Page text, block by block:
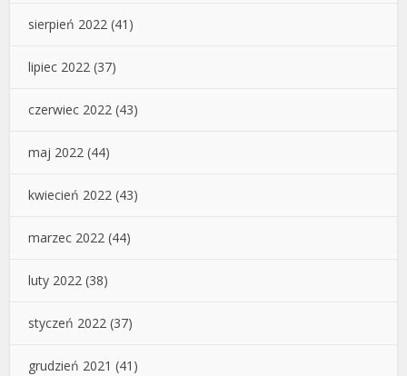
sierpień 2022 (41)
lipiec 2022 (37)
czerwiec 2022 (43)
maj 2022 (44)
kwiecień 2022 (43)
marzec 2022 (44)
luty 2022 (38)
styczeń 2022 (37)
grudzień 2021 (41)